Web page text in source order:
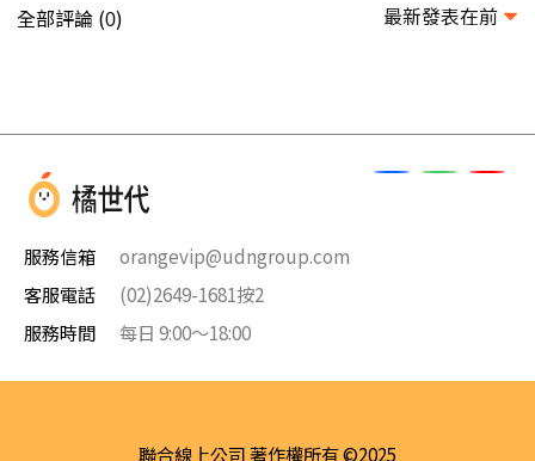
全部評論 (0) 最新發表在前
服務信箱
orangevip@udngroup.com
客服電話
(02)2649-1681按2
服務時間
每日 9:00～18:00
聯合線上公司 著作權所有 ©2025